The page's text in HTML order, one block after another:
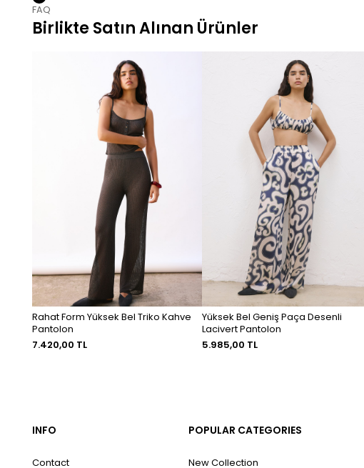
FAQ
Birlikte Satın Alınan Ürünler
Rahat Form Yüksek Bel Triko Kahve
Pantolon
7.420,00 TL
Yüksek Bel Geniş Paça Desenli
Lacivert Pantolon
5.985,00 TL
INFO
Contact
POPULAR CATEGORIES
New Collection